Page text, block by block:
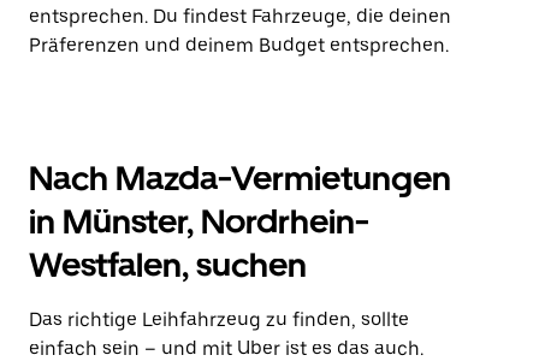
entsprechen. Du findest Fahrzeuge, die deinen
Präferenzen und deinem Budget entsprechen.
Nach Mazda-Vermietungen
in Münster, Nordrhein-
Westfalen, suchen
Das richtige Leihfahrzeug zu finden, sollte
einfach sein – und mit Uber ist es das auch.